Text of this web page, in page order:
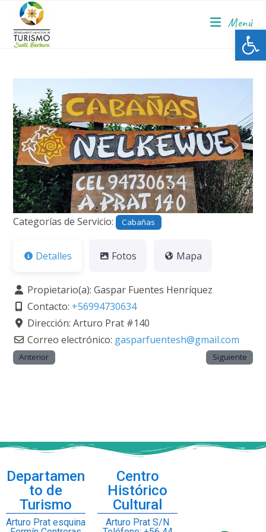
Menú
Anterior
Categorías de Servicio: Cabañas
Detalles Fotos Mapa
Propietario(a):Gaspar Fuentes Henríquez
Contacto: +56994730634
Dirección:Arturo Prat #140
Correo electrónico: gasparfuentesh@gmail.com
Anterior Siguiente
Departamen
to de
Turismo
Arturo Prat esquina
Centro
Histórico
Cultural
Arturo Prat S/N